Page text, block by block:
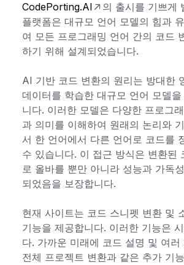
CodePorting.AI
의 출시를 기쁘게
플랫폼은 대규모 언어 모델의 힘과
여 모든 프로그래밍 언어 간의 코드
하기 위해 설계되었습니다.
AI 기반 코드 변환의 원리는 방대한
데이터를 학습한 대규모 언어 모델
니다. 이러한 모델은 다양한 프로그
과 의미를 이해하여 원래의 논리와
서 한 언어에서 다른 언어로 코드를
수 있습니다. 이 접근 방식은 변환된
로 올바를 뿐만 아니라 성능과 가독
되었음을 보장합니다.
현재 사이트는 코드 스니펫 변환 및
기능을 제공합니다. 이러한 기능은
다. 가까운 미래에 코드 설명 및 여러
전체 프로젝트 변환과 같은 추가 기